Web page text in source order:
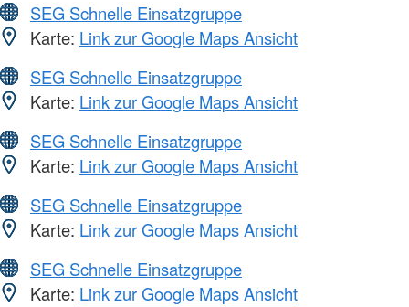
SEG Schnelle Einsatzgruppe
Karte: Link zur Google Maps Ansicht
SEG Schnelle Einsatzgruppe
Karte: Link zur Google Maps Ansicht
SEG Schnelle Einsatzgruppe
Karte: Link zur Google Maps Ansicht
SEG Schnelle Einsatzgruppe
Karte: Link zur Google Maps Ansicht
SEG Schnelle Einsatzgruppe
Karte: Link zur Google Maps Ansicht